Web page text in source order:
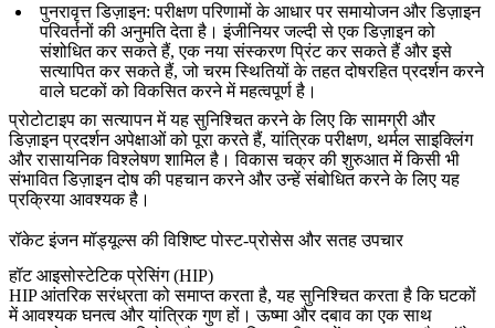
पुनरावृत्त डिज़ाइन: परीक्षण परिणामों के आधार पर समायोजन और डिज़ाइन
परिवर्तनों की अनुमति देता है। इंजीनियर जल्दी से एक डिज़ाइन को
संशोधित कर सकते हैं, एक नया संस्करण प्रिंट कर सकते हैं और इसे
सत्यापित कर सकते हैं, जो चरम स्थितियों के तहत दोषरहित प्रदर्शन करने
वाले घटकों को विकसित करने में महत्वपूर्ण है।
प्रोटोटाइप कासत्यापनमें यह सुनिश्चित करने के लिए कि सामग्री और
डिज़ाइन प्रदर्शन अपेक्षाओं को पूरा करते हैं,यांत्रिक परीक्षण, थर्मल साइक्लिंग
औररासायनिक विश्लेषणशामिल है। विकास चक्र की शुरुआत में किसी भी
संभावित डिज़ाइन दोष की पहचान करने और उन्हें संबोधित करने के लिए यह
प्रक्रिया आवश्यक है।
रॉकेट इंजन मॉड्यूल्स की विशिष्ट पोस्ट-प्रोसेस और सतह उपचार
हॉट आइसोस्टेटिक प्रेसिंग (HIP)
HIPआंतरिक सरंध्रता को समाप्त करता है, यह सुनिश्चित करता है कि घटकों
में आवश्यक घनत्व और यांत्रिक गुण हों।ऊष्मा और दबावका एक साथ